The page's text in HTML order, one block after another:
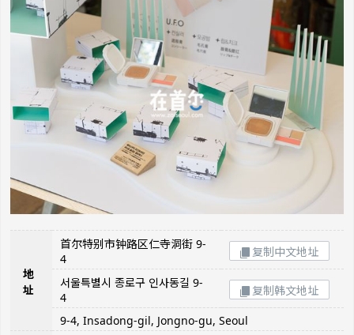
地
址
首尔特别市钟路区仁寺洞街 9-
4
复制中文地址
서울특별시 종로구 인사동길 9-
4
复制韩文地址
9-4, Insadong-gil, Jongno-gu, Seoul